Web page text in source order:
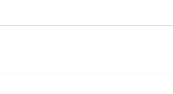
ない移動を検討致します。